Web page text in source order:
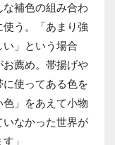
補色の組み合わ
う。「あまり強
い」という場合
薦め。帯揚げや
使ってある色を
」をあえて小物
なかった世界が
」